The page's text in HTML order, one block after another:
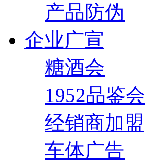
产品防伪
企业广宣
糖酒会
1952品鉴会
经销商加盟
车体广告